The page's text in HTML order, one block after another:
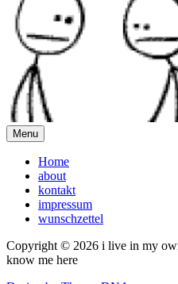
Menu
Home
about
kontakt
impressum
wunschzettel
Copyright © 2026 i live in my
know me here